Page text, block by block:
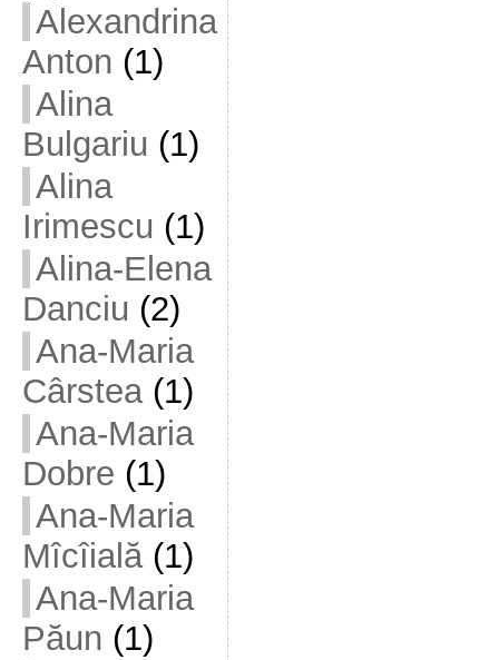
Alexandrina
Anton (1)
Alina
Bulgariu (1)
Alina
Irimescu (1)
Alina-Elena
Danciu (2)
Ana-Maria
Cârstea(1)
Ana-Maria
Dobre (1)
Ana-Maria
Mîcîială(1)
Ana-Maria
Păun (1)